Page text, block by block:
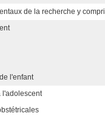
de la recherche y
l'enfant
l'adolescent